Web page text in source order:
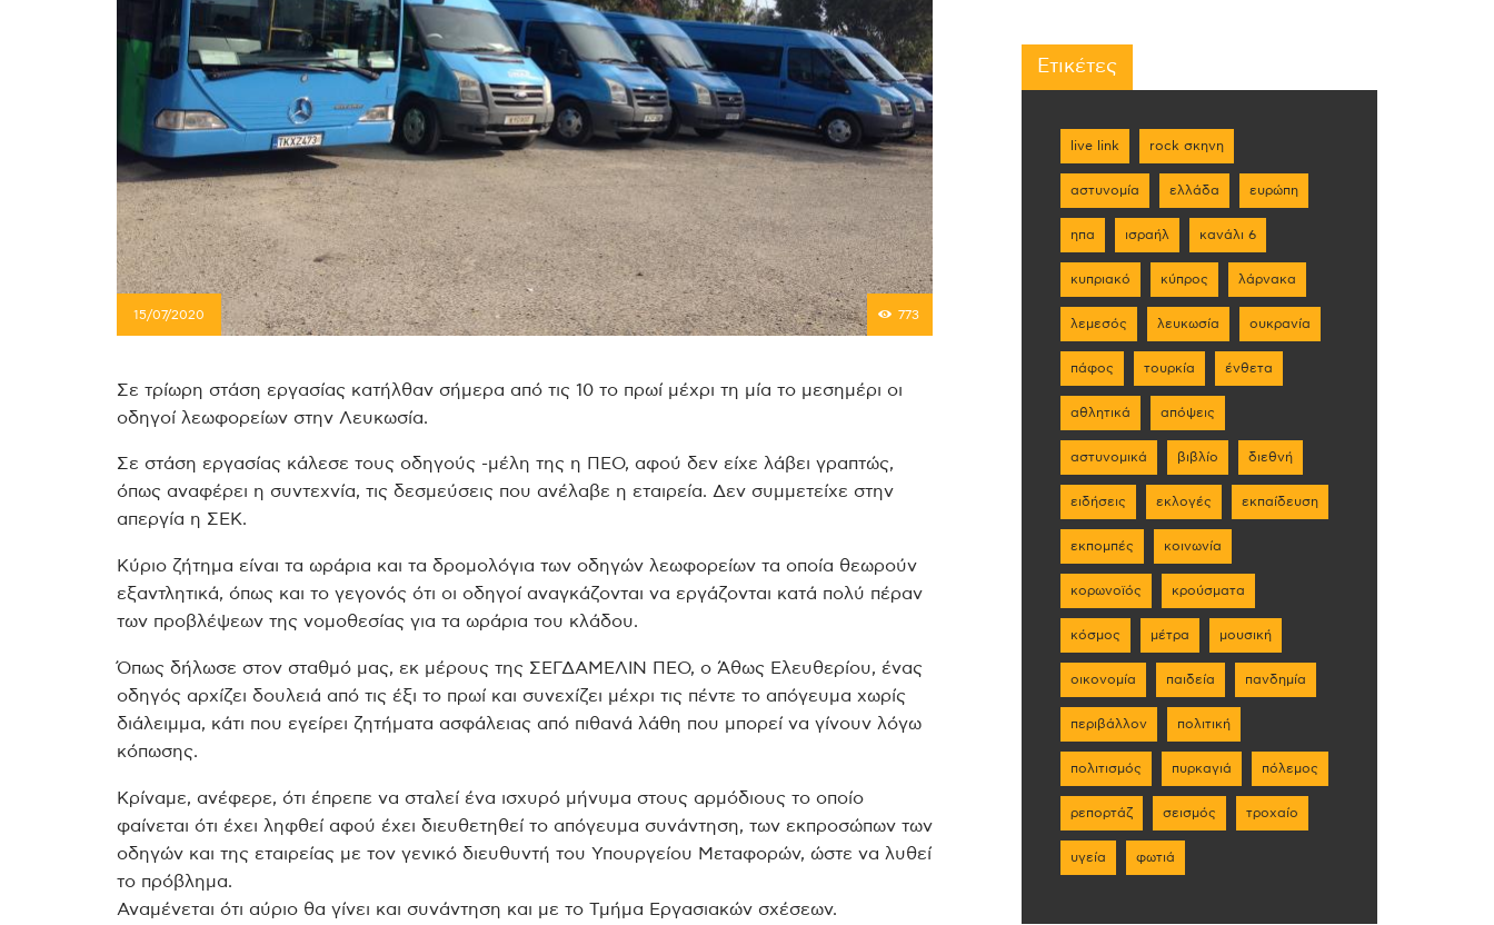
15/07/2020 773
Σε τρίωρη στάση εργασίας κατήλθαν σήμερα από τις 10 το πρωί μέχρι τη μία το μεσημέρι οι
οδηγοί λεωφορείων στην Λευκωσία.
Σε στάση εργασίας κάλεσε τους οδηγούς -μέλη της η ΠΕΟ, αφού δεν είχε λάβει γραπτώς,
όπως αναφέρει η συντεχνία, τις δεσμεύσεις που ανέλαβε η εταιρεία. Δεν συμμετείχε στην
απεργία η ΣΕΚ.
Κύριο ζήτημα είναι τα ωράρια και τα δρομολόγια των οδηγών λεωφορείων τα οποία θεωρούν
εξαντλητικά, όπως και το γεγονός ότι οι οδηγοί αναγκάζονται να εργάζονται κατά πολύ πέραν
των προβλέψεων της νομοθεσίας για τα ωράρια του κλάδου.
Όπως δήλωσε στον σταθμό μας, εκ μέρους της ΣΕΓΔΑΜΕΛΙΝ ΠΕΟ, ο Άθως Ελευθερίου, ένας
οδηγός αρχίζει δουλειά από τις έξι το πρωί και συνεχίζει μέχρι τις πέντε το απόγευμα χωρίς
διάλειμμα, κάτι που εγείρει ζητήματα ασφάλειας από πιθανά λάθη που μπορεί να γίνουν λόγω
κόπωσης.
Κρίναμε, ανέφερε, ότι έπρεπε να σταλεί ένα ισχυρό μήνυμα στους αρμόδιους το οποίο
φαίνεται ότι έχει ληφθεί αφού έχει διευθετηθεί το απόγευμα συνάντηση, των εκπροσώπων των
οδηγών και της εταιρείας με τον γενικό διευθυντή του Υπουργείου Μεταφορών, ώστε να λυθεί
το πρόβλημα.
Αναμένεται ότι αύριο θα γίνει και συνάντηση και με το Τμήμα Εργασιακών σχέσεων.
Ετικέτες
live link rock σκηνη
αστυνομία ελλάδα ευρώπη
ηπα ισραήλ κανάλι 6
κυπριακό κύπρος λάρνακα
λεμεσός λευκωσία ουκρανία
πάφος τουρκία ένθετα
αθλητικά απόψεις
αστυνομικά βιβλίο διεθνή
ειδήσεις εκλογές εκπαίδευση
εκπομπές κοινωνία
κορωνοϊός κρούσματα
κόσμος μέτρα μουσική
οικονομία παιδεία πανδημία
περιβάλλον πολιτική
πολιτισμός πυρκαγιά πόλεμος
ρεπορτάζ σεισμός τροχαίο
υγεία φωτιά